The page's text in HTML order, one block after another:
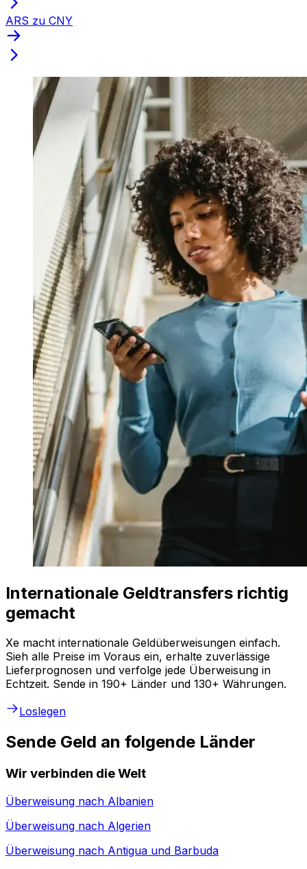
ARS zu CNY
Internationale Geldtransfers richtig
gemacht
Xe macht internationale Geldüberweisungen einfach.
Sieh alle Preise im Voraus ein, erhalte zuverlässige
Lieferprognosen und verfolge jede Überweisung in
Echtzeit. Sende in 190+ Länder und 130+ Währungen.
Loslegen
Sende Geld an folgende Länder
Wir verbinden die Welt
Überweisung nach Albanien
Überweisung nach Algerien
Überweisung nach Antigua und Barbuda